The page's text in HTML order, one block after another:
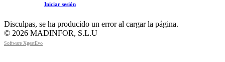
Iniciar sesión
Disculpas, se ha producido un error al cargar la página.
© 2026 MADINFOR, S.L.U
Software XgestEvo